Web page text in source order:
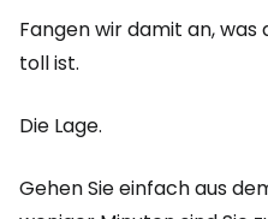
Fangen wir damit an,
toll ist.
Die Lage.
Gehen Sie einfach aus